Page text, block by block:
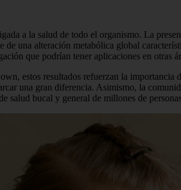
a la salud de todo el organismo. La
una alteración metabólica global
que podrían tener aplicaciones en
estos resultados refuerzan la
una gran diferencia. Asimismo, la
salud bucal y general de millones de